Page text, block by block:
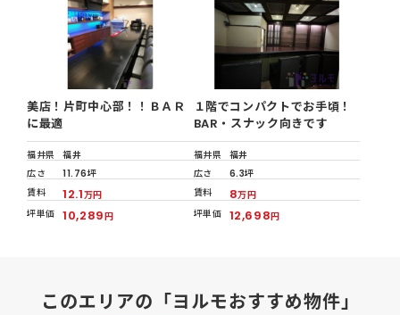
美店！片町中心部！！ＢＡＲ
に最適
福井県
福井
広さ
11.76坪
賃料
12.1万円
坪単価 10,289円
１階でコンパクトでお手頃！
BAR・スナック向きです
福井県
福井
広さ
6.3坪
賃料
8万円
坪単価 12,698円
このエリアの「ヨルモおすすめ物件」